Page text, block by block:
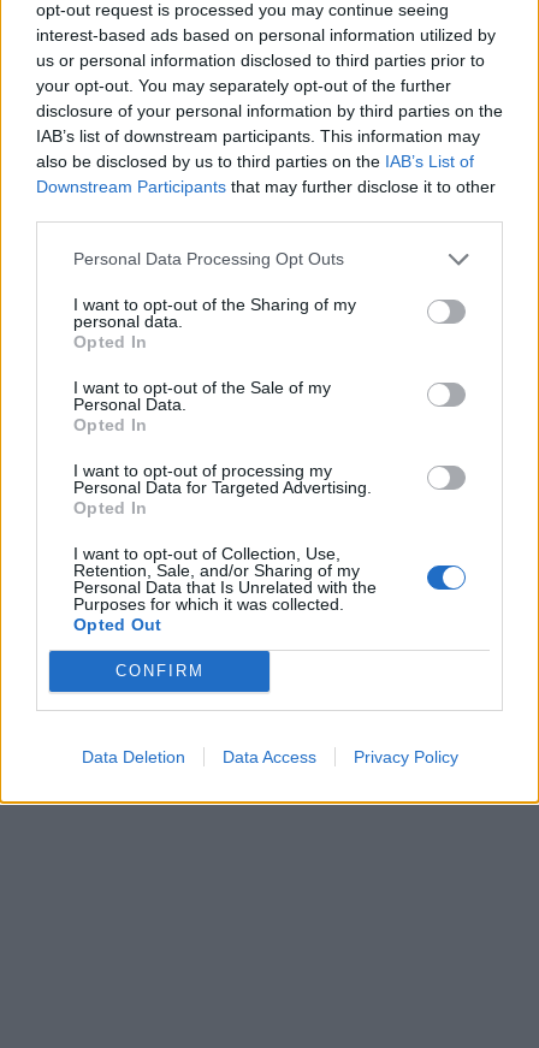
opt-out request is processed you may continue seeing
interest-based ads based on personal information utilized by
us or personal information disclosed to third parties prior to
your opt-out. You may separately opt-out of the further
disclosure of your personal information by third parties on the
IAB’s list of downstream participants. This information may
also be disclosed by us to third parties on the IAB’s List of
Downstream Participants that may further disclose it to other
Personal Data Processing Opt Outs
I want to opt-out of the Sharing of my
personal data.
Opted In
I want to opt-out of the Sale of my
Personal Data.
Opted In
I want to opt-out of processing my
Personal Data for Targeted Advertising.
Opted In
I want to opt-out of Collection, Use,
Retention, Sale, and/or Sharing of my
Personal Data that Is Unrelated with the
Purposes for which it was collected.
Opted Out
CONFIRM
Data Deletion Data Access Privacy Policy
Χυμός λεμονιού:Καλή πηγή βιταμίνης C και
αντιοξειδωτικών, το λεμόνι μπορεί να
βοηθήσει στη διέγερση της πέψης και να
ενισχύσει το ανοσοποιητικό. Μπορεί επίσης να
συμβάλλει στο μεταβολισμό του λίπους,
ιδιαίτερα σε συνδυασμό με άσκηση.
αποτελέσματα